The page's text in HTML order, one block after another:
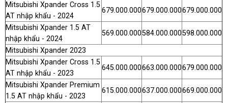
Mitsubishi Xpander Cross 1.5
AT nhập khẩu - 2024
679.000.000679.000.000679.000.000
Mitsubishi Xpander 1.5 AT
nhập khẩu - 2024
569.000.000584.000.000598.000.000
Mitsubishi Xpander 2023
Mitsubishi Xpander Cross 1.5
AT nhập khẩu - 2023
645.000.000663.000.000679.000.000
Mitsubishi Xpander Premium
1.5 AT nhập khẩu - 2023
615.000.000637.000.000669.000.000